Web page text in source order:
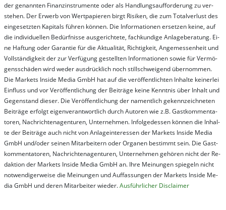
der ge­nan­nt­en Fi­nanz­in­stru­men­te oder als Handl­ungs­auf­for­der­ung zu ver­
steh­en. Der Er­werb von Wert­pa­pier­en birgt Ri­si­ken, die zum To­tal­ver­lust des
ein­ge­setz­ten Ka­pi­tals füh­ren kön­nen. Die In­for­ma­tion­en er­setz­en kei­ne, auf
die in­di­vi­du­el­len Be­dür­fnis­se aus­ge­rich­te­te, fach­kun­di­ge An­la­ge­be­ra­tung. Ei­
ne Haf­tung oder Ga­ran­tie für die Ak­tu­ali­tät, Rich­tig­keit, An­ge­mes­sen­heit und
Vol­lständ­ig­keit der zur Ver­fü­gung ge­stel­lt­en In­for­ma­tion­en so­wie für Ver­mö­
gens­schä­den wird we­der aus­drück­lich noch stil­lschwei­gend über­nom­men.
Die Mar­kets In­side Me­dia GmbH hat auf die ver­öf­fent­lich­ten In­hal­te kei­ner­lei
Ein­fluss und vor Ver­öf­fent­lich­ung der Bei­trä­ge kei­ne Ken­nt­nis über In­halt und
Ge­gen­stand die­ser. Die Ver­öf­fent­lich­ung der na­ment­lich ge­kenn­zeich­net­en
Bei­trä­ge er­folgt ei­gen­ver­ant­wort­lich durch Au­tor­en wie z.B. Gast­kom­men­ta­
tor­en, Nach­richt­en­ag­en­tur­en, Un­ter­neh­men. In­fol­ge­des­sen kön­nen die In­hal­
te der Bei­trä­ge auch nicht von An­la­ge­in­te­res­sen der Mar­kets In­side Me­dia
GmbH und/oder sei­nen Mit­ar­bei­tern oder Or­ga­nen be­stim­mt sein. Die Gast­
kom­men­ta­tor­en, Nach­rich­ten­ag­en­tur­en, Un­ter­neh­men ge­hör­en nicht der Re­
dak­tion der Mar­kets In­side Me­dia GmbH an. Ihre Mei­nung­en spie­geln nicht
not­wen­di­ger­wei­se die Mei­nung­en und Auf­fas­sung­en der Mar­kets In­side Me­
dia GmbH und de­ren Mit­ar­bei­ter wie­der.Aus­führ­lich­er Dis­clai­mer